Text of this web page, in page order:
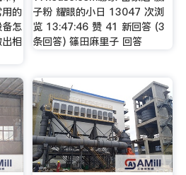
的
怎
相
子粉 耀眼的小日 13047 次浏
览 13:47:46 赞 41 新回答 (3
条回答) 篠田麻里子 回答